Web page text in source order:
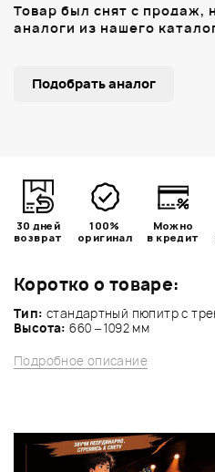
Коротко о товаре:
Тип: стандартный пюпитр с
Высота: 660 – 1092 мм
Подробное описание
Товар был снят с продаж,
аналоги из нашего
Подобрать аналог
30 дней
возврат
100%
оригинал
Можно
в кредит